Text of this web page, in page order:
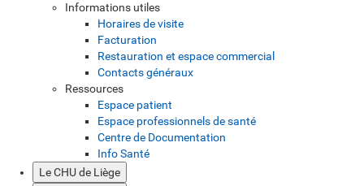
Informations utiles
Horaires de visite
Facturation
Restauration et espace commercial
Contacts généraux
Ressources
Espace patient
Espace professionnels de santé
Centre de Documentation
Info Santé
Le CHU de Liège